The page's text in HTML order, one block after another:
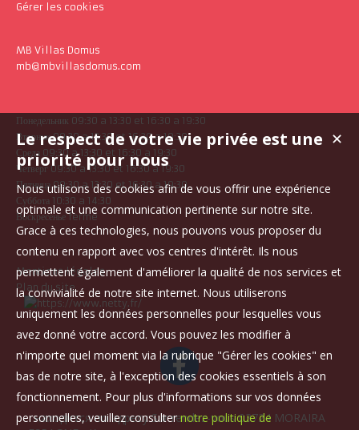
Gérer les cookies
MB Villas Domus
mb@mbvillasdomus.com
Понедельник 09:30 a 13:30 et 16:30 a 19:30
Вторник 09:30 a 13:30 et 16:30 a 19:30
Среда 09:30 a 13:30 et 16:30 a 19:30
Четверг 09:30 a 13:30 et 16:30 a 19:30
Пятница 09:30 a 13:30 et 16:30 a 19:30
Суббота 10:30 a 14:30
Воскресенье fermé
Mentions légales
Plan du site
находится по адресу Sur rendez-vous 03724 MORAIRA
✕
Le respect de votre vie privée est une
priorité pour nous
Nous utilisons des cookies afin de vous offrir une expérience
optimale et une communication pertinente sur notre site.
Grace à ces technologies, nous pouvons vous proposer du
contenu en rapport avec vos centres d'intérêt. Ils nous
permettent également d'améliorer la qualité de nos services et
la convivialité de notre site internet. Nous utiliserons
uniquement les données personnelles pour lesquelles vous
avez donné votre accord. Vous pouvez les modifier à
n'importe quel moment via la rubrique "Gérer les cookies" en
bas de notre site, à l'exception des cookies essentiels à son
fonctionnement. Pour plus d'informations sur vos données
personnelles, veuillez consulternotre politique de